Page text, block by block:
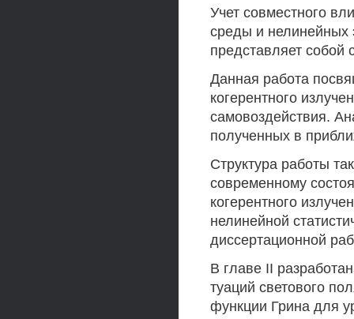
Учет совместного
среды и нелинейных
представляет
Данная работа
когерентного
самовоздействия.
полученных в
Структура работы
современному
когерентного
нелинейной
диссертационной
В главе II
туаций светового
функции Грина для